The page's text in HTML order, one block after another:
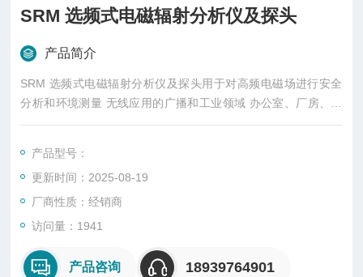
SRM 选频式电磁辐射分析仪及探头
产品简介
SRM 选频式电磁辐射分析仪及探头用于对高频电磁场进行安全
分析和环境测量 无线应用的广播和工业领域 办公室、厂房、公
共场所或私人住宅的电磁环境。
产品型号：
更新时间：2025-08-19
厂商性质：经销商
访问量：1941
产品咨询 18939764901